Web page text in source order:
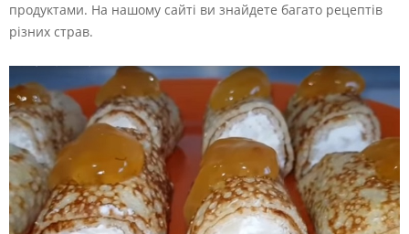
продуктами. На нашому сайті ви знайдете багато рецептів
різних страв.